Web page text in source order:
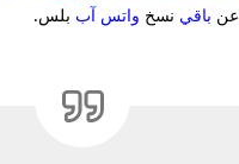
عن باقي نسخ واتس آب بلس.